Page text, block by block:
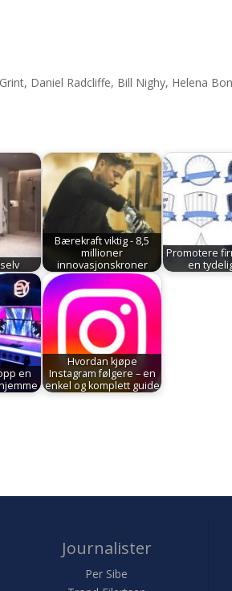
Daniel Radcliffe, Bill Nighy, Helena
Bærekraft viktig - 8,5
millioner
innovasjonskroner
Promotere
en
en
Hvordan kjøpe
Instagram følgere – en
enkel og komplett guide
Journalister
Per Sibe